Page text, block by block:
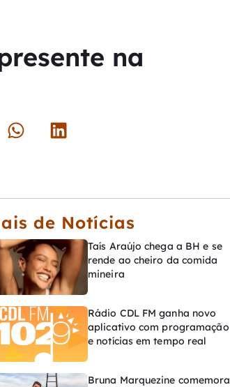
na
de Notícias
Taís Araújo chega a BH e se
rende ao cheiro da comida
mineira
Rádio CDL FM ganha novo
aplicativo com programação
e notícias em tempo real
Bruna Marquezine comemora